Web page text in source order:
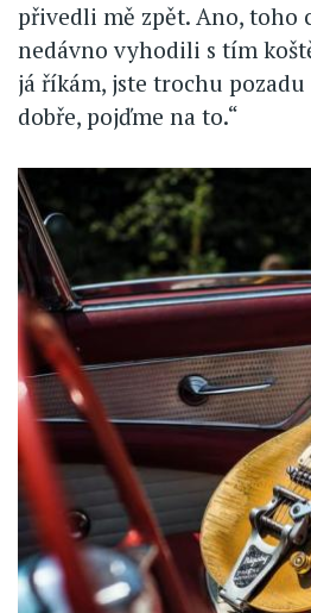
přivedli mě zpět. Ano, toho
nedávno vyhodili s tím
já říkám, jste trochu pozadu
dobře, pojďme na to.“